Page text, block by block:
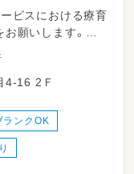
ビスにおける療育
願いします。
ポート
レクリエーション
成の補助
ョン
4-16 2Ｆ
ランクOK